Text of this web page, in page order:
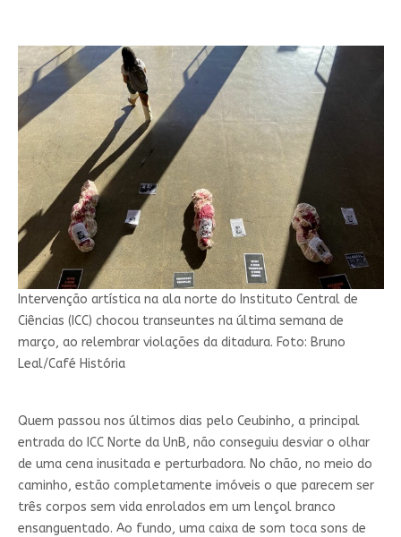
Intervenção artística na ala norte do Instituto Central de
Ciências (ICC) chocou transeuntes na última semana de
março, ao relembrar violações da ditadura. Foto: Bruno
Leal/Café História
Quem passou nos últimos dias pelo Ceubinho, a principal
entrada do ICC Norte da UnB, não conseguiu desviar o olhar
de uma cena inusitada e perturbadora. No chão, no meio do
caminho, estão completamente imóveis o que parecem ser
três corpos sem vida enrolados em um lençol branco
ensanguentado. Ao fundo, uma caixa de som toca sons de